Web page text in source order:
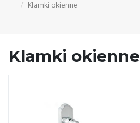
Klamki okienne
Klamki okienne